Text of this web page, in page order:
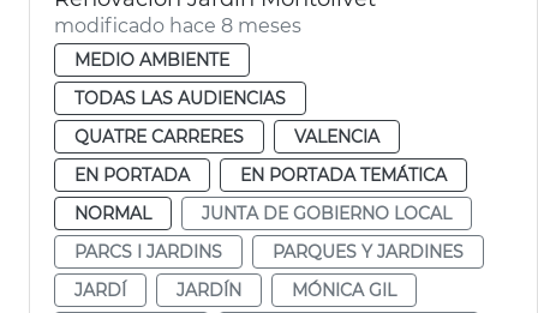
modificado hace 8 meses
MEDIO AMBIENTE
TODAS LAS AUDIENCIAS
QUATRE CARRERES
VALENCIA
EN PORTADA
EN PORTADA TEMÁTICA
NORMAL
JUNTA DE GOBIERNO LOCAL
PARCS I JARDINS
PARQUES Y JARDINES
JARDÍ
JARDÍN
MÓNICA GIL